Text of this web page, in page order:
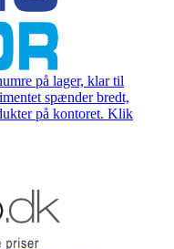
på lager, klar til
spænder bredt,
på kontoret. Klik